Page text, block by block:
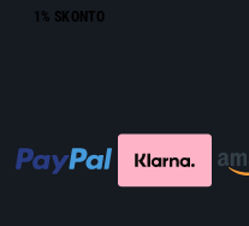
1% SKONTO